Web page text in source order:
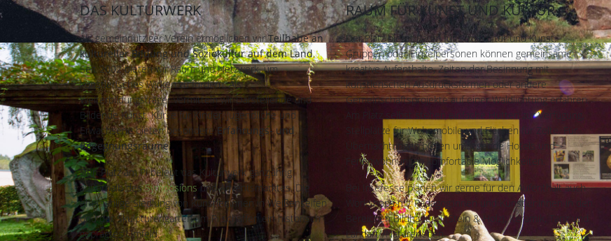
DAS KULTURWERK
Als gemeinnütziger Verein ermöglichen wirTeilhabe an
kultureller Bildung und Soziokultur auf dem Land.
Seit 2002 bieten wir Raum und Netzwerk, um
künstlerisches Wirken zu fördern. Als
Weiterbildungsträger vermitteln wir Darstellende und
Bildende Kunst. Kurse für Kinder, Jugendliche und
Erwachsene bieten besondere Erfahrungs- und
Begegnungsräume.
Den Platz am Pi belebt das Kulturwerk ganzjährig
außerhalb desSymposions und Adventsmarktes. Die
ehemahlige Siedlung von Künstler:innen in Weißenseifen
und der Skulpturengarten am Pi schaffen ein historisch
geprägtes Umfeld.
RAUM FÜR KUNST UND KULTUR
Der Platz bietet Raum für Soziokultur und Kunst.
Gruppen oder Einzelpersonen können gemeinsame
kreative Aufenthalte, Zeiten der Besinnung mit
künstlerischen Ausdrucksformen oder andere
Gemeinschaftsprojekte auf einer Waldlichtung erfahren.
Am Platz selbst stehen einfache Hütten zur Verfügung,
Stellplätze für Wohnmobile und Flächen für Zelte. Für
Übernachtungen bieten umliegende Hotels und
Ferienwohnungen komfortable Möglichkeiten.
Bei Interesse planen wir gerne für den Aufenthalt auch
Workshops mit Pädagog:innen und Künstler:innen in den
Bereichen Bildhauerei (Stein & Holz), Keramik, Tanz und
Landart//Naturerleben.